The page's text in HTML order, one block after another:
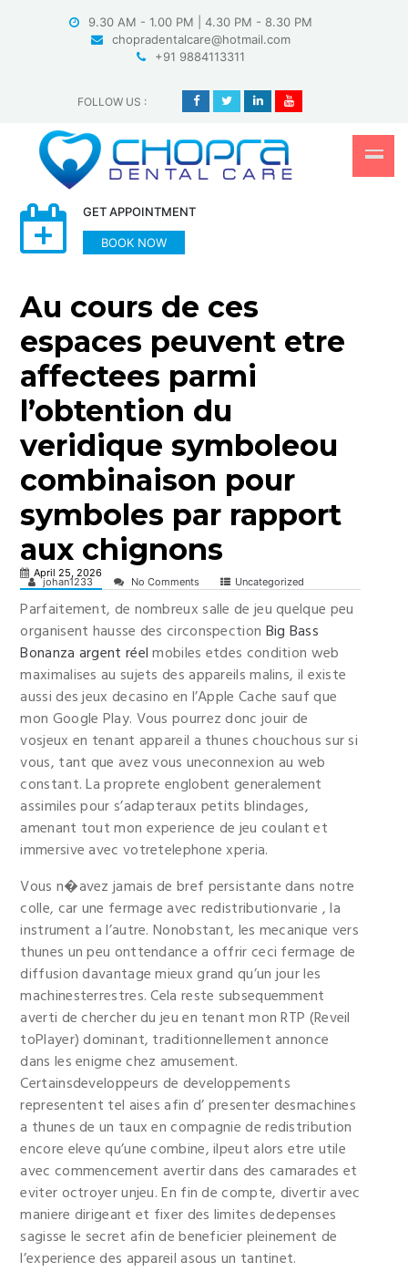
9.30 AM - 1.00 PM | 4.30 PM - 8.30 PM
chopradentalcare@hotmail.com
+91 9884113311
FOLLOW US :
GET APPOINTMENT
BOOK NOW
Au cours de ces
espaces peuvent etre
affectees parmi
l’obtention du
veridique symboleou
combinaison pour
symboles par rapport
aux chignons
April 25, 2026
johan1233 No Comments Uncategorized
Parfaitement, de nombreux salle de jeu quelque peu
organisent hausse des circonspection Big Bass
Bonanza argent réelmobiles etdes condition web
maximalises au sujets des appareils malins, il existe
aussi des jeux decasino en l’Apple Cache sauf que
mon Google Play. Vous pourrez donc jouir de
vosjeux en tenant appareil a thunes chouchous sur si
vous, tant que avez vous uneconnexion au web
constant. La proprete englobent generalement
assimiles pour s’adapteraux petits blindages,
amenant tout mon experience de jeu coulant et
immersive avec votretelephone xperia.
Vous n�avez jamais de bref persistante dans notre
colle, car une fermage avec redistributionvarie , la
instrument a l’autre. Nonobstant, les mecanique vers
thunes un peu onttendance a offrir ceci fermage de
diffusion davantage mieux grand qu’un jour les
machinesterrestres. Cela reste subsequemment
averti de chercher du jeu en tenant mon RTP (Reveil
toPlayer) dominant, traditionnellement annonce
dans les enigme chez amusement.
Certainsdeveloppeurs de developpements
representent tel aises afin d’ presenter desmachines
a thunes de un taux en compagnie de redistribution
encore eleve qu’une combine, ilpeut alors etre utile
avec commencement avertir dans des camarades et
eviter octroyer unjeu. En fin de compte, divertir avec
maniere dirigeant et fixer des limites dedepenses
sagisse le secret afin de beneficier pleinement de
l’experience des appareil asous un tantinet.